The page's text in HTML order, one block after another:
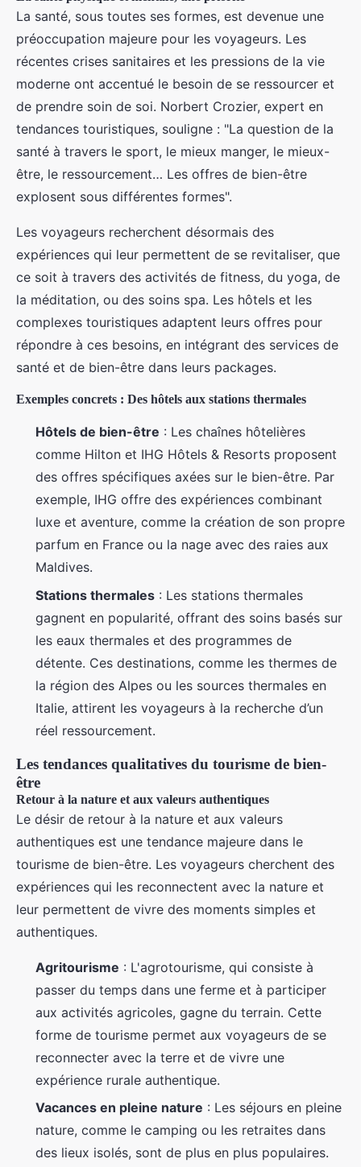
La santé, sous toutes ses formes, est devenue une
préoccupation majeure pour les voyageurs. Les
récentes crises sanitaires et les pressions de la vie
moderne ont accentué le besoin de se ressourcer et
de prendre soin de soi. Norbert Crozier, expert en
tendances touristiques, souligne : "La question de la
santé à travers le sport, le mieux manger, le mieux-
être, le ressourcement… Les offres de bien-être
explosent sous différentes formes".
Les voyageurs recherchent désormais des
expériences qui leur permettent de se revitaliser, que
ce soit à travers des activités de fitness, du yoga, de
la méditation, ou des soins spa. Les hôtels et les
complexes touristiques adaptent leurs offres pour
répondre à ces besoins, en intégrant des services de
santé et de bien-être dans leurs packages.
Exemples concrets : Des hôtels aux stations thermales
Hôtels de bien-être : Les chaînes hôtelières
comme Hilton et IHG Hôtels & Resorts proposent
des offres spécifiques axées sur le bien-être. Par
exemple, IHG offre des expériences combinant
luxe et aventure, comme la création de son propre
parfum en France ou la nage avec des raies aux
Maldives.
Stations thermales : Les stations thermales
gagnent en popularité, offrant des soins basés sur
les eaux thermales et des programmes de
détente. Ces destinations, comme les thermes de
la région des Alpes ou les sources thermales en
Italie, attirent les voyageurs à la recherche d’un
réel ressourcement.
Les tendances qualitatives du tourisme de bien-
être
Retour à la nature et aux valeurs authentiques
Le désir de retour à la nature et aux valeurs
authentiques est une tendance majeure dans le
tourisme de bien-être. Les voyageurs cherchent des
expériences qui les reconnectent avec la nature et
leur permettent de vivre des moments simples et
authentiques.
Agritourisme : L'agrotourisme, qui consiste à
passer du temps dans une ferme et à participer
aux activités agricoles, gagne du terrain. Cette
forme de tourisme permet aux voyageurs de se
reconnecter avec la terre et de vivre une
expérience rurale authentique.
Vacances en pleine nature : Les séjours en pleine
nature, comme le camping ou les retraites dans
des lieux isolés, sont de plus en plus populaires.